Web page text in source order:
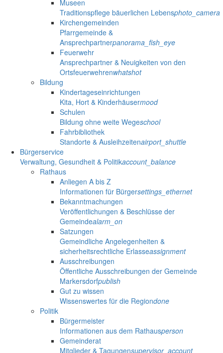
Museen
Traditionspflege bäuerlichen Lebensphoto_camera
Kirchengemeinden
Pfarrgemeinde &
Ansprechpartnerpanorama_fish_eye
Feuerwehr
Ansprechpartner & Neuigkeiten von den
Ortsfeuerwehrenwhatshot
Bildung
Kindertageseinrichtungen
Kita, Hort & Kinderhäusermood
Schulen
Bildung ohne weite Wegeschool
Fahrbibliothek
Standorte & Ausleihzeitenairport_shuttle
Bürgerservice
Verwaltung, Gesundheit & Politikaccount_balance
Rathaus
Anliegen A bis Z
Informationen für Bürgersettings_ethernet
Bekanntmachungen
Veröffentlichungen & Beschlüsse der
Gemeindealarm_on
Satzungen
Gemeindliche Angelegenheiten &
sicherheitsrechtliche Erlasseassignment
Ausschreibungen
Öffentliche Ausschreibungen der Gemeinde
Markersdorfpublish
Gut zu wissen
Wissenswertes für die Regiondone
Politik
Bürgermeister
Informationen aus dem Rathausperson
Gemeinderat
Mitglieder & Tagungensupervisor_account